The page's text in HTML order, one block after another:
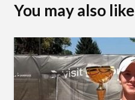
You may also like